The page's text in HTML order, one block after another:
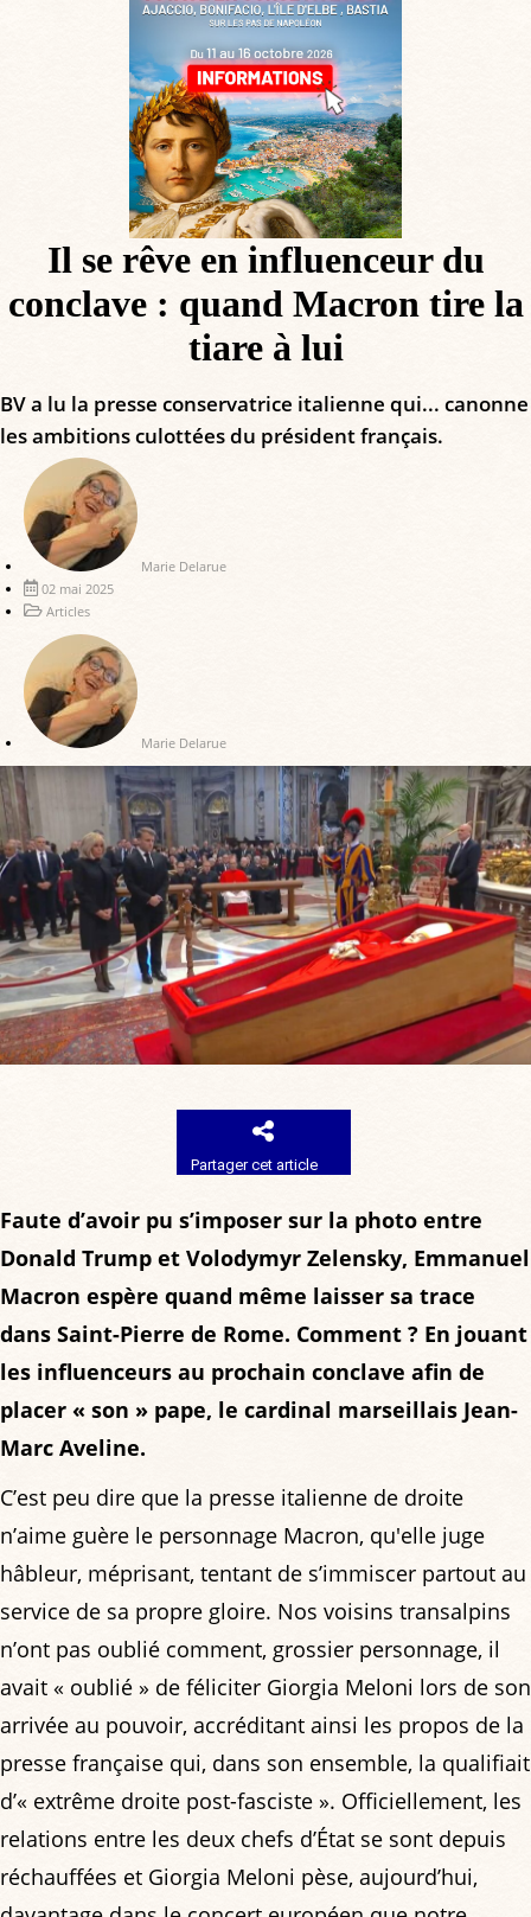
Il se rêve en influenceur du
conclave : quand Macron tire la
tiare à lui
BV a lu la presse conservatrice italienne qui... canonne
les ambitions culottées du président français.
Marie Delarue
02 mai 2025
Articles
Marie Delarue
Partager cet article
Faute d’avoir pu s’imposer sur la photo entre
Donald Trump et Volodymyr Zelensky, Emmanuel
Macron espère quand même laisser sa trace
dans Saint-Pierre de Rome. Comment ? En jouant
les influenceurs au prochain conclave afin de
placer « son » pape, le cardinal marseillais Jean-
Marc Aveline.
C’est peu dire que la presse italienne de droite
n’aime guère le personnage Macron, qu'elle juge
hâbleur, méprisant, tentant de s’immiscer partout au
service de sa propre gloire. Nos voisins transalpins
n’ont pas oublié comment, grossier personnage, il
avait « oublié » de féliciter Giorgia Meloni lors de son
arrivée au pouvoir, accréditant ainsi les propos de la
presse française qui, dans son ensemble, la qualifiait
d’« extrême droite post-fasciste ». Officiellement, les
relations entre les deux chefs d’État se sont depuis
réchauffées et Giorgia Meloni pèse, aujourd’hui,